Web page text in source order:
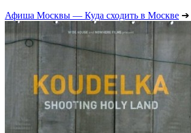
Афиша Москвы — Куда сходить в Москве ➔